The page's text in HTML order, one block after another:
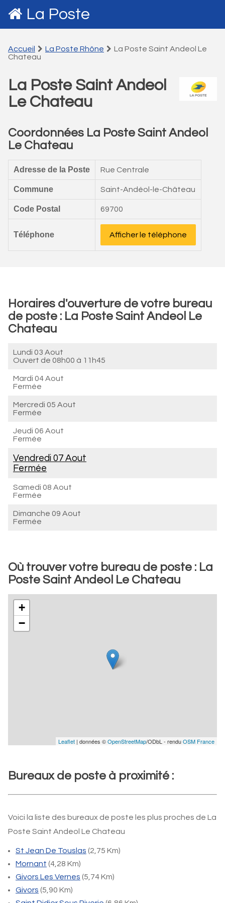
La Poste
Accueil La Poste Rhône
La Poste Saint Andeol Le
Chateau
La Poste Saint Andeol
Le Chateau
Coordonnées La Poste Saint Andeol
Le Chateau
Adresse de la Poste Rue Centrale
Commune Saint-Andéol-le-Château
Code Postal 69700
Téléphone Afficher le téléphone
Horaires d'ouverture de votre bureau
de poste : La Poste Saint Andeol Le
Chateau
Lundi 03 Aout
Ouvert de 08h00 à 11h45
Mardi 04 Aout
Fermée
Mercredi 05 Aout
Fermée
Jeudi 06 Aout
Fermée
Vendredi 07 Aout
Fermée
Samedi 08 Aout
Fermée
Dimanche 09 Aout
Fermée
Où trouver votre bureau de poste : La
Poste Saint Andeol Le Chateau
+
−
Leaflet | données ©OpenStreetMap/ODbL - renduOSM France
Bureaux de poste à proximité :
Voici la liste des bureaux de poste les plus proches de La
Poste Saint Andeol Le Chateau
St Jean De Touslas (2,75 Km)
Mornant (4,28 Km)
Givors Les Vernes (5,74 Km)
Givors (5,90 Km)